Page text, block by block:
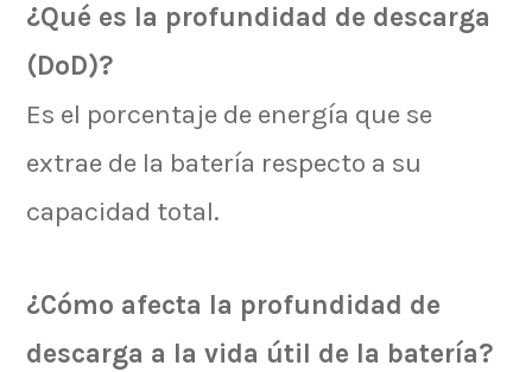
¿Qué es la profundidad de descarga
(DoD)?
Es el porcentaje de energía que se
extrae de la batería respecto a su
capacidad total.
¿Cómo afecta la profundidad de
descarga a la vida útil de la batería?